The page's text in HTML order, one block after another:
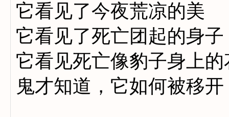
它看见了今夜荒凉的美
它看见了死亡团起的身子
它看见死亡像豹子身上的
鬼才知道，它如何被移开